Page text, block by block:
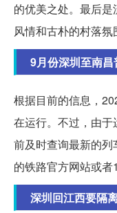
的优美之处。最后
风情和古朴的村落氛
9月份深圳至南
根据目前的信息，
在运行。不过，由
前及时查询最新的
的铁路官方网站或者
深圳回江西要隔